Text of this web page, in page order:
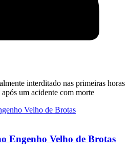
interditado nas primeiras horas
um acidente com morte
Engenho Velho de Brotas